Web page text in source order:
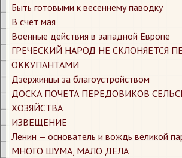
​Быть готовыми к весеннему паводку
​В счет мая
​Военные действия в западной Европе
​ГРЕЧЕСКИЙ НАРОД НЕ СКЛОНЯЕТСЯ
ОККУПАНТАМИ
​Дзержинцы за благоустройством
​ДОСКА ПОЧЕТА ПЕРЕДОВИКОВ
ХОЗЯЙСТВА
​ИЗВЕЩЕНИЕ
​Ленин — основатель и вождь великой
​МНОГО ШУМА, МАЛО ДЕЛА